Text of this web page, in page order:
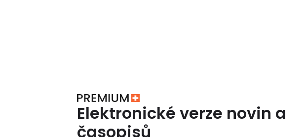
Elektronické verze novin a
časopisů